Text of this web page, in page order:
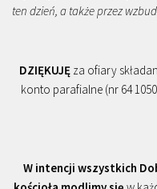
ten dzień, a także przez
DZIĘKUJĘ za ofiary
konto parafialne (nr 64
W intencji wszystkich